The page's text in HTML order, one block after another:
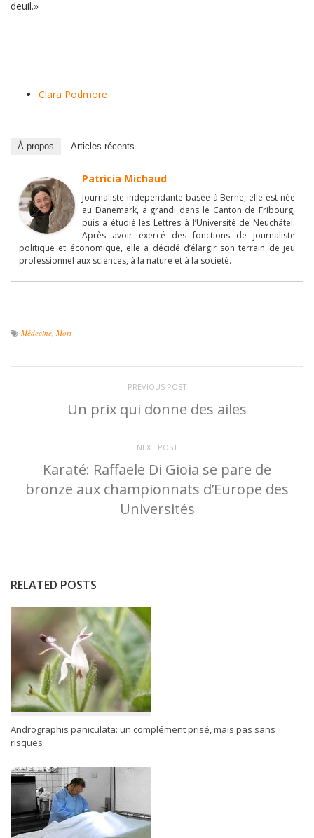
deuil.»
Clara Podmore
À propos Articles récents
Patricia Michaud
Journaliste indépendante basée à Berne, elle est née
au Danemark, a grandi dans le Canton de Fribourg,
puis a étudié les Lettres à l’Université de Neuchâtel.
Après avoir exercé des fonctions de journaliste
politique et économique, elle a décidé d’élargir son terrain de jeu
professionnel aux sciences, à la nature et à la société.
Médecine Mort
PREVIOUS POST
Un prix qui donne des ailes
NEXT POST
Karaté: Raffaele Di Gioia se pare de
bronze aux championnats d’Europe des
Universités
RELATED POSTS
Andrographis paniculata: un complément prisé, mais pas sans
risques